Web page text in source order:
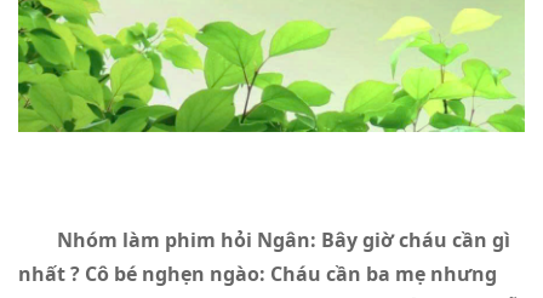
Nhóm làm phim hỏi Ngân: Bây giờ cháu cần gì
nhất ? Cô bé nghẹn ngào: Cháu cần ba mẹ nhưng